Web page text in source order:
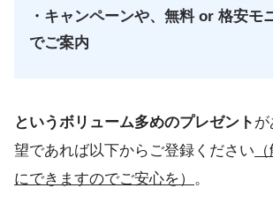
・キャンペーンや、無料 or 格安モ
でご案内
というボリューム多めのプレゼント
望であれば以下からご登録ください
にできますのでご安心を） 。